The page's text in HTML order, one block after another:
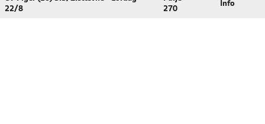
22/8
270
Info